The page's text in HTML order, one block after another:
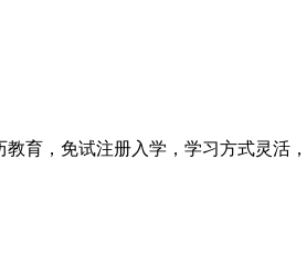
育，免试注册入学，学习方式灵活